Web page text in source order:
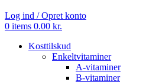
Log ind / Opret konto
0 items 0.00 kr.
Kosttilskud
Enkeltvitaminer
A-vitaminer
B-vitaminer